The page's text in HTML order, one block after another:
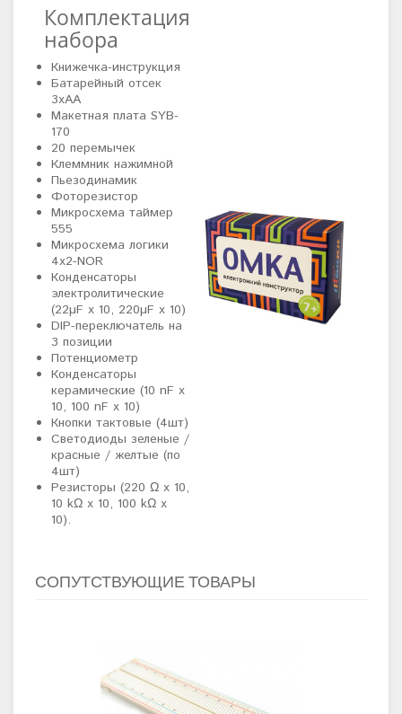
Комплектация
набора
Книжечка-инструкция
Батарейный отсек
3хАА
Макетная плата SYB-
170
20 перемычек
Клеммник нажимной
Пьезодинамик
Фоторезистор
Микросхема таймер
555
Микросхема логики
4х2-NOR
Конденсаторы
электролитические
(22µF х 10, 220µF х 10)
DIP-переключатель на
3 позиции
Потенциометр
Конденсаторы
керамические (10 nF х
10, 100 nF х 10)
Кнопки тактовые (4шт)
Светодиоды зеленые /
красные / желтые (по
4шт)
Резисторы (220 Ω х 10,
10 kΩ х 10, 100 kΩ х
10).
СОПУТСТВУЮЩИЕ ТОВАРЫ